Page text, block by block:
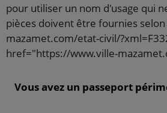
pour utiliser un nom d'usage qui
pièces doivent être fournies
mazamet.com/etat-civil/
href="https://www.ville-
Vous avez un passeport